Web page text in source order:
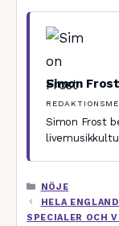
Simon Frost
Simon Frost
KATEGORIER
NÖJE
HELA
SPECIALER OCH